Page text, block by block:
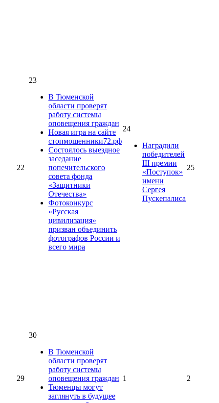
22
23
В Тюменской
области проверят
работу системы
оповещения граждан
Новая игра на сайте
стопмошенники72.рф
Состоялось выездное
заседание
попечительского
совета фонда
«Защитники
Отечества»
Фотоконкурс
«Русская
цивилизация»
призван объединить
фотографов России и
всего мира
24
Наградили
победителей
III премии
«Поступок»
имени
Сергея
Пускепалиса
25
29
30
В Тюменской
области проверят
работу системы
оповещения граждан
Тюменцы могут
заглянуть в будущее
1 2